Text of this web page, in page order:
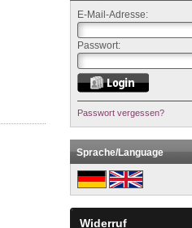
E-Mail-Adresse:
Passwort:
Passwort vergessen?
Sprache/Language
Widerruf